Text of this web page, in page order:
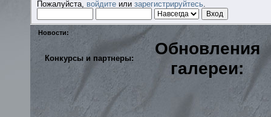
Пожалуйста, войдите илизарегистрируйтесь
Новости:
Конкурсы и партнеры:
Обновления
галереи: